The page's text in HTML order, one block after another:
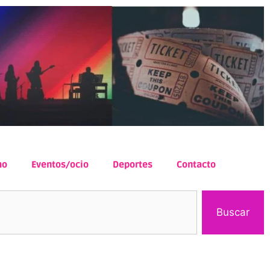
Eventos/ocio Deportes Contacto
Buscar